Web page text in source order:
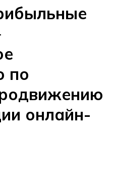
по
онлайн-